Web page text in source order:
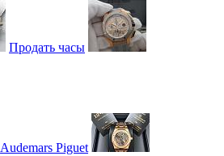
Продать часы
Audemars Piguet